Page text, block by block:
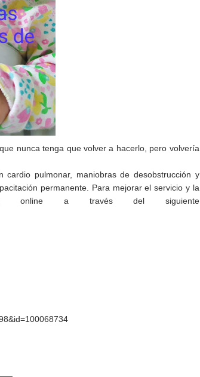
nunca tenga quevolver a hacerlo, pero volvería
cardio pulmonar, maniobras de desobstrucción y
permanente. Para mejorar el servicio y la
online a través del siguiente